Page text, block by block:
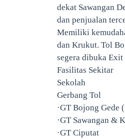
dekat Sawangan
dan penjualan
Memiliki
dan Krukut. Tol
segera dibuka Exit
Fasilitas Sekitar
Sekolah
Gerbang Tol
·GT Bojong Gede
·GT Sawangan &
·GT Ciputat